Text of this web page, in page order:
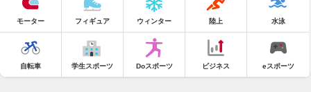
モーター フィギュア ウィンター 陸上 水泳
自転車 学生スポーツ Doスポーツ ビジネス eスポーツ